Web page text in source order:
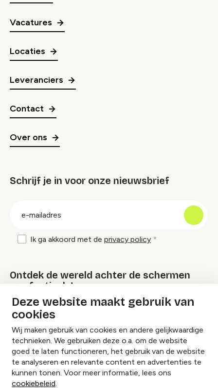
Deze website maakt gebruik van
cookies
Wij maken gebruik van cookies en andere gelijkwaardige
technieken. We gebruiken deze o.a. om de website
goed te laten functioneren, het gebruik van de website
te analyseren en relevante content en advertenties te
kunnen tonen. Voor meer informatie, lees ons
cookiebeleid.
Vacatures
Locaties
Leveranciers
Contact
Over ons
Schrijf je in voor onze nieuwsbrief
Ik ga akkoord met de privacy policy
Ontdek de wereld achter de schermen
van festivals!
Lees onze Festival Specials
InstagramFacebookLinkedIn